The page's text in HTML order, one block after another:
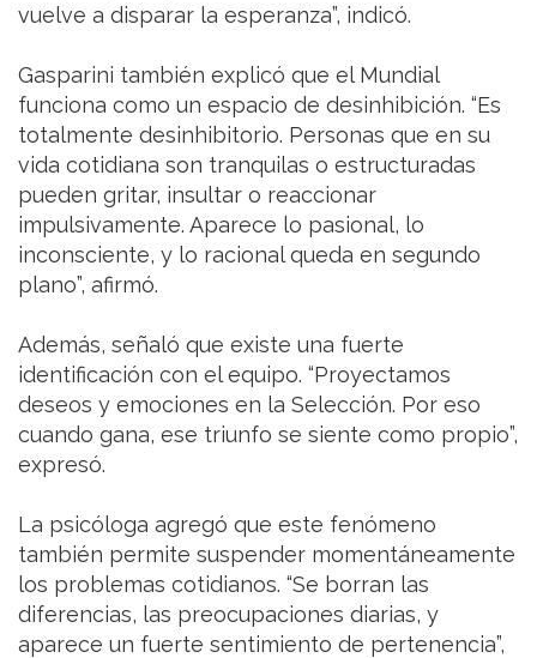
vuelve a disparar la esperanza”, indicó.
Gasparini también explicó que el Mundial
funciona como un espacio de desinhibición. “Es
totalmente desinhibitorio. Personas que en su
vida cotidiana son tranquilas o estructuradas
pueden gritar, insultar o reaccionar
impulsivamente. Aparece lo pasional, lo
inconsciente, y lo racional queda en segundo
plano”, afirmó.
Además, señaló que existe una fuerte
identificación con el equipo. “Proyectamos
deseos y emociones en la Selección. Por eso
cuando gana, ese triunfo se siente como propio”,
expresó.
La psicóloga agregó que este fenómeno
también permite suspender momentáneamente
los problemas cotidianos. “Se borran las
diferencias, las preocupaciones diarias, y
aparece un fuerte sentimiento de pertenencia”,